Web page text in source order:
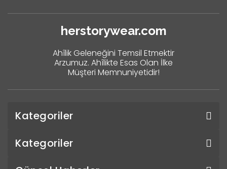
herstorywear.com
Ahîlik Geleneğini Temsil Etmektir
Arzumuz. Ahîlikte Esas Olan İlke
Müşteri Memnuniyetidir!
Kategoriler
Kategoriler